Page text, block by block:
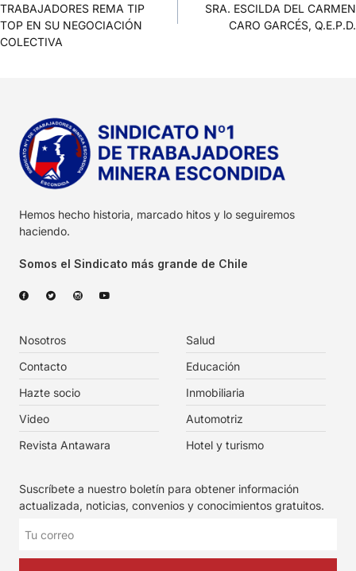
TRABAJADORES REMA TIP
TOP EN SU NEGOCIACIÓN
COLECTIVA
SRA. ESCILDA DEL CARMEN
CARO GARCÉS, Q.E.P.D.
Hemos hecho historia, marcado hitos y lo seguiremos
haciendo.
Somos el Sindicato más grande de Chile
Nosotros
Contacto
Hazte socio
Video
Revista Antawara
Salud
Educación
Inmobiliaria
Automotriz
Hotel y turismo
Suscríbete a nuestro boletín para obtener información
actualizada, noticias, convenios y conocimientos gratuitos.